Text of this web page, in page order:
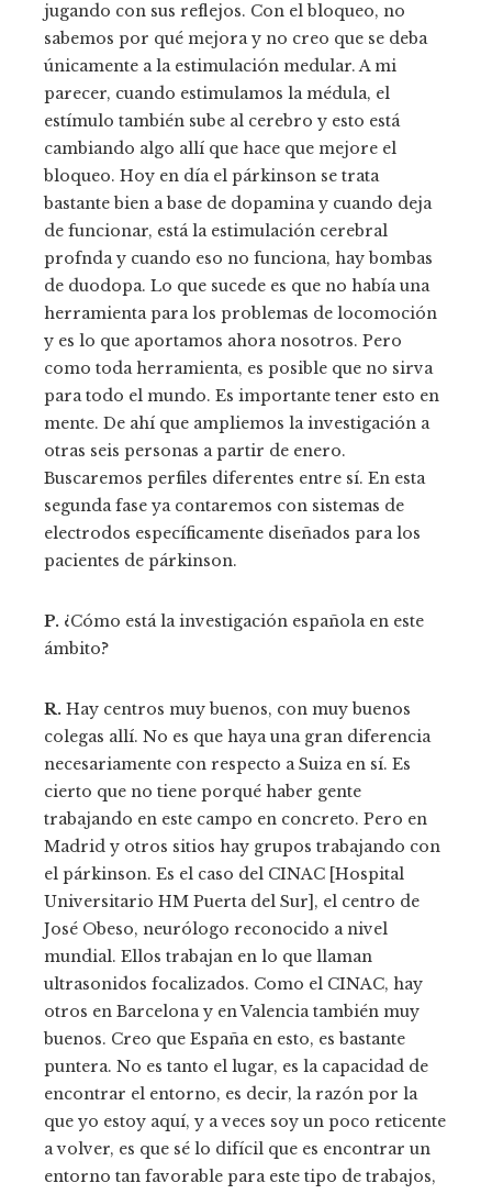
jugando con sus reflejos. Con el bloqueo, no
sabemos por qué mejora y no creo que se deba
únicamente a la estimulación medular. A mi
parecer, cuando estimulamos la médula, el
estímulo también sube al cerebro y esto está
cambiando algo allí que hace que mejore el
bloqueo. Hoy en día el párkinson se trata
bastante bien a base de dopamina y cuando deja
de funcionar, está la estimulación cerebral
profnda y cuando eso no funciona, hay bombas
de duodopa. Lo que sucede es que no había una
herramienta para los problemas de locomoción
y es lo que aportamos ahora nosotros. Pero
como toda herramienta, es posible que no sirva
para todo el mundo. Es importante tener esto en
mente. De ahí que ampliemos la investigación a
otras seis personas a partir de enero.
Buscaremos perfiles diferentes entre sí. En esta
segunda fase ya contaremos con sistemas de
electrodos específicamente diseñados para los
pacientes de párkinson.
P. ¿Cómo está la investigación española en este
ámbito?
R. Hay centros muy buenos, con muy buenos
colegas allí. No es que haya una gran diferencia
necesariamente con respecto a Suiza en sí. Es
cierto que no tiene porqué haber gente
trabajando en este campo en concreto. Pero en
Madrid y otros sitios hay grupos trabajando con
el párkinson. Es el caso del CINAC [Hospital
Universitario HM Puerta del Sur], el centro de
José Obeso, neurólogo reconocido a nivel
mundial. Ellos trabajan en lo que llaman
ultrasonidos focalizados. Como el CINAC, hay
otros en Barcelona y en Valencia también muy
buenos. Creo que España en esto, es bastante
puntera. No es tanto el lugar, es la capacidad de
encontrar el entorno, es decir, la razón por la
que yo estoy aquí, y a veces soy un poco reticente
a volver, es que sé lo difícil que es encontrar un
entorno tan favorable para este tipo de trabajos,